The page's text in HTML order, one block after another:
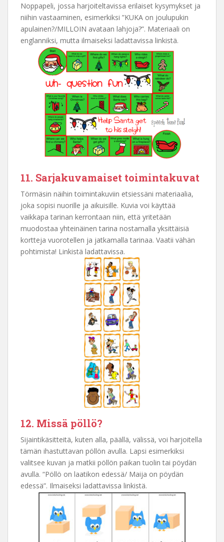
Noppapeli, jossa harjoiteltavissa erilaiset kysymykset ja
niihin vastaaminen, esimerkiksi ”KUKA on joulupukin
apulainen?/MILLOIN avataan lahjoja?”. Materiaali on
englanniksi, mutta ilmaiseksi ladattavissa linkistä.
11. Sarjakuvamaiset toimintakuvat
Törmäsin näihin toimintakuviin etsiessäni materiaalia,
joka sopisi nuorille ja aikuisille. Kuvia voi käyttää
vaikkapa tarinan kerrontaan niin, että yritetään
muodostaa yhteinäinen tarina nostamalla yksittäisiä
kortteja vuorotellen ja jatkamalla tarinaa. Vaatii vähän
pohtimista! Linkistä ladattavissa.
12. Missä pöllö?
Sijaintikäsitteitä, kuten alla, päällä, välissä, voi harjoitella
tämän ihastuttavan pöllön avulla. Lapsi esimerkiksi
valitsee kuvan ja matkii pöllön paikan tuolin tai pöydän
avulla. “Pöllö on laatikon edessä/ Maija on pöydän
edessä”. Ilmaiseksi ladattavissa linkistä.